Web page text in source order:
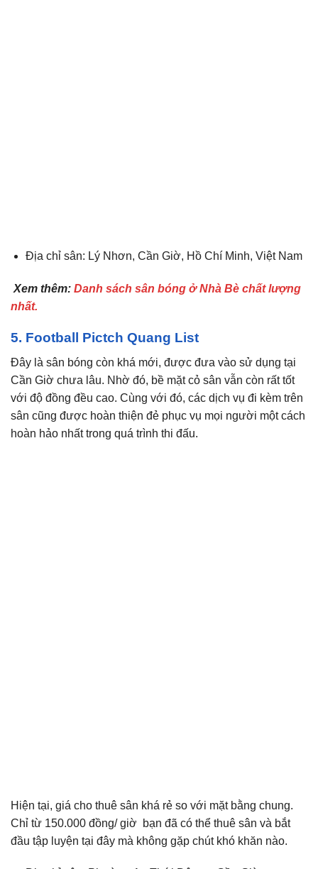
Địa chỉ sân: Lý Nhơn, Cần Giờ, Hồ Chí Minh, Việt Nam
Xem thêm: Danh sách sân bóng ở Nhà Bè chất lượng
nhất.
5. Football Pictch Quang List
Đây là sân bóng còn khá mới, được đưa vào sử dụng tại
Cần Giờ chưa lâu. Nhờ đó, bề mặt cỏ sân vẫn còn rất tốt
với độ đồng đều cao. Cùng với đó, các dịch vụ đi kèm trên
sân cũng được hoàn thiện đẻ phục vụ mọi người một cách
hoàn hảo nhất trong quá trình thi đấu.
Hiện tại, giá cho thuê sân khá rẻ so với mặt bằng chung.
Chỉ từ 150.000 đồng/ giờ bạn đã có thể thuê sân và bắt
đầu tập luyện tại đây mà không gặp chút khó khăn nào.